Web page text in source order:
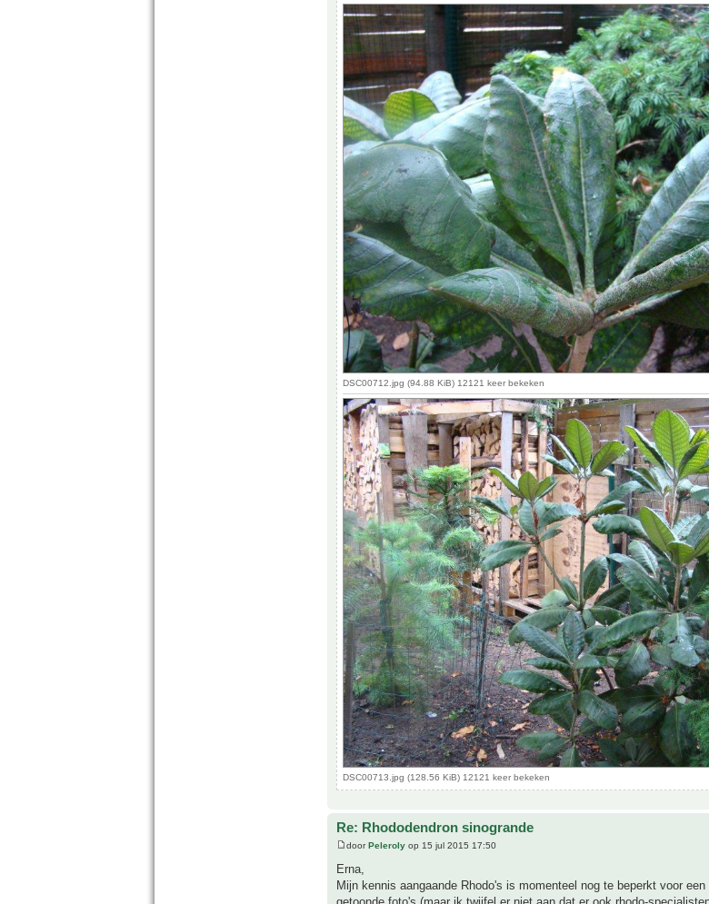
DSC00712.jpg (94.88 KiB) 12121 keer bekeken
DSC00713.jpg (128.56 KiB) 12121 keer bekeken
Re: Rhododendron sinogrande
doorPeleroly op 15 jul 2015 17:50
Erna,
Mijn kennis aangaande Rhodo's is momenteel nog te beperkt voor